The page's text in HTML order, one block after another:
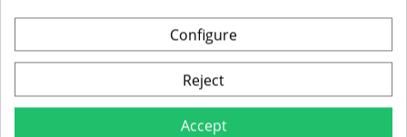
Adauga in cos
Compara
Vezi toate produsele noi>>
Configure
Reject
Accept